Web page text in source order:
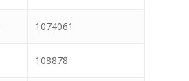
1074061
108878